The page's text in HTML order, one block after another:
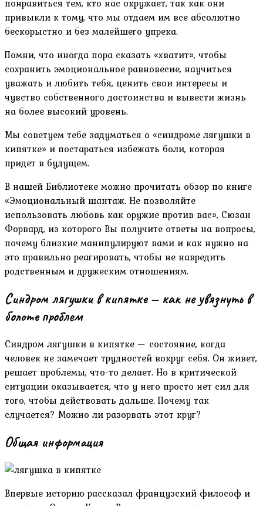
понравиться тем, кто нас окружает, так как они
привыкли к тому, что мы отдаем им все абсолютно
бескорыстно и без малейшего упрека.
Помни, что иногда пора сказать «хватит», чтобы
сохранить эмоциональное равновесие, научиться
уважать и любить тебя, ценить свои интересы и
чувство собственного достоинства и вывести жизнь
на более высокий уровень.
Мы советуем тебе задуматься о «синдроме лягушки в
кипятке» и постараться избежать боли, которая
придет в будущем.
В нашей Библиотеке можно прочитать обзор по книге
«Эмоциональный шантаж. Не позволяйте
использовать любовь как оружие против вас», Сюзан
Форвард, из которого Вы получите ответы на вопросы,
почему близкие манипулируют вами и как нужно на
это правильно реагировать, чтобы не навредить
родственным и дружеским отношениям.
Синдром лягушки в кипятке — как не увязнуть в
болоте проблем
Синдром лягушки в кипятке — состояние, когда
человек не замечает трудностей вокруг себя. Он живет,
решает проблемы, что-то делает. Но в критической
ситуации оказывается, что у него просто нет сил для
того, чтобы действовать дальше. Почему так
случается? Можно ли разорвать этот круг?
Общая информация
Впервые историю рассказал французский философ и